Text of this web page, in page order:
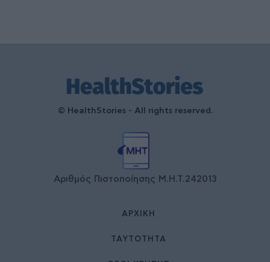
© HealthStories - All rights reserved.
Αριθμός Πιστοποίησης Μ.Η.Τ.242013
ΑΡΧΙΚΉ
ΤΑΥΤΌΤΗΤΑ